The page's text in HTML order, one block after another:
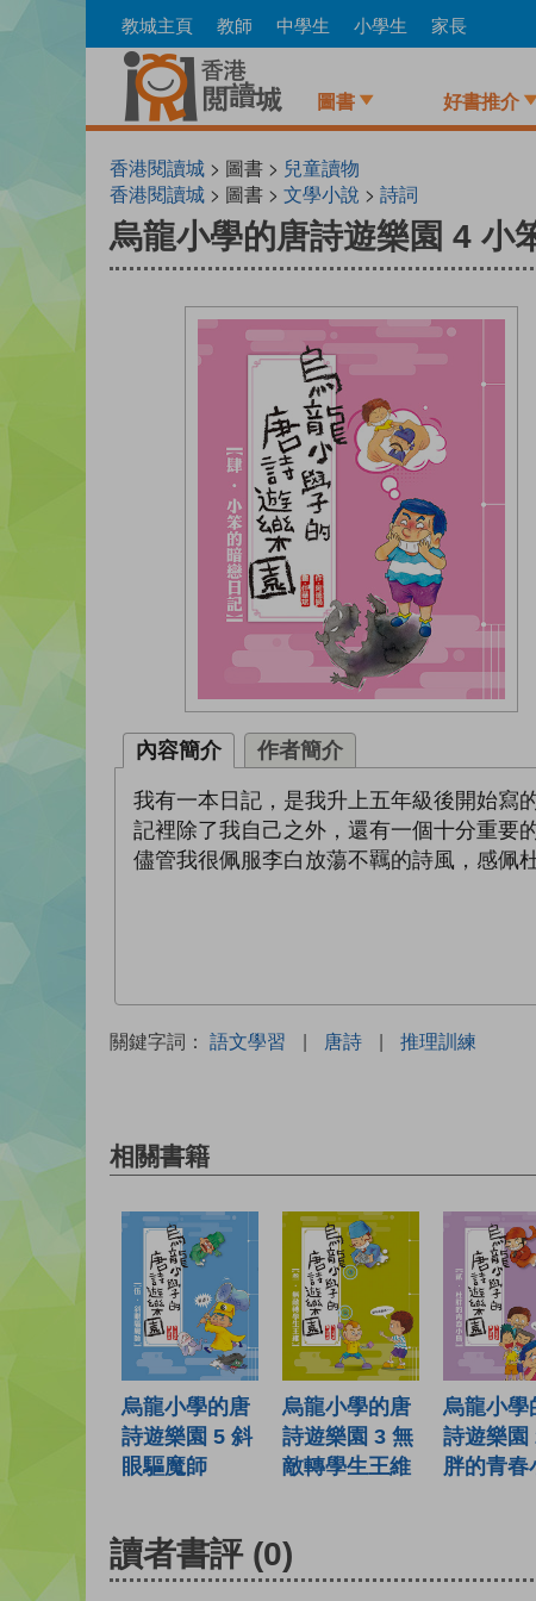
to
教城主頁 教師 中學生 小學生 家長
圖書 好書推介
香港閱讀城 > 圖書 > 兒童讀物
香港閱讀城 > 圖書 > 文學小說 > 詩詞
烏龍小學的唐詩遊樂園 4 小
內容簡介 作者簡介
我有一本日記，是我升上五年級後開始寫
記裡除了我自己之外，還有一個十分重要
儘管我很佩服李白放蕩不羈的詩風，感
關鍵字詞： 語文學習 | 唐詩 | 推理訓練
相關書籍
烏龍小學的唐
詩遊樂園 5 斜
眼驅魔師
烏龍小學的唐
詩遊樂園 3 無
敵轉學生王維
烏龍小學
詩遊樂園
胖的青春
讀者書評 (0)